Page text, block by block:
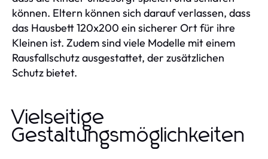
können. Eltern können sich darauf verlassen, dass
das Hausbett 120x200 ein sicherer Ort für ihre
Kleinen ist. Zudem sind viele Modelle mit einem
Rausfallschutz ausgestattet, der zusätzlichen
Schutz bietet.
Vielseitige
Gestaltungsmöglichkeiten